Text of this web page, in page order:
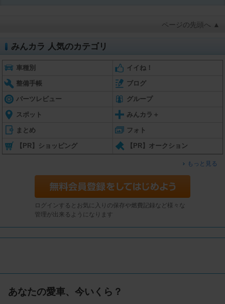
ページの先頭へ ▲
みんカラ 人気のカテゴリ
車種別 イイね！
整備手帳 ブログ
パーツレビュー グループ
スポット みんカラ＋
まとめ フォト
【PR】ショッピング 【PR】オークション
もっと見る
ログインするとお気に入りの保存や燃費記録など様々な
管理が出来るようになります
あなたの愛車、今いくら？